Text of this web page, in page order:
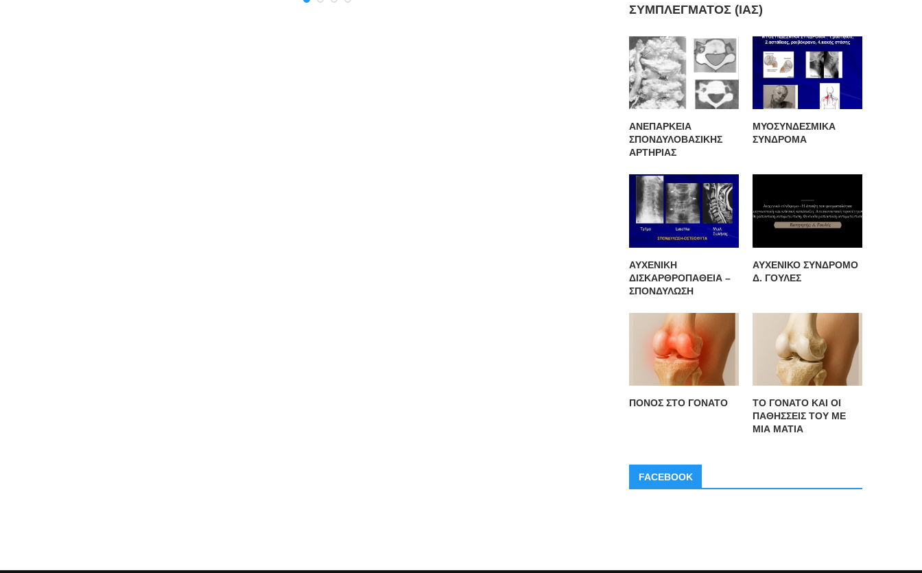
ΣΥΜΠΛΕΓΜΑΤΟΣ (ΙΑΣ)
ΑΝΕΠΑΡΚΕΙΑ
ΣΠΟΝΔΥΛΟΒΑΣΙΚΗΣ
ΑΡΤΗΡΙΑΣ
ΜΥΟΣΥΝΔΕΣΜΙΚΑ
ΣΥΝΔΡΟΜΑ
ΑΥΧΕΝΙΚΗ
ΔΙΣΚΑΡΘΡΟΠΑΘΕΙΑ –
ΣΠΟΝΔΥΛΩΣΗ
ΑΥΧΕΝΙΚΟ ΣΥΝΔΡΟΜΟ
Δ. ΓΟΥΛΕΣ
ΠΟΝΟΣ ΣΤΟ ΓΟΝΑΤΟ
ΤΟ ΓΟΝΑΤΟ ΚΑΙ ΟΙ
ΠΑΘΗΣΣΕΙΣ ΤΟΥ ΜΕ
ΜΙΑ ΜΑΤΙΑ
FACEBOOK